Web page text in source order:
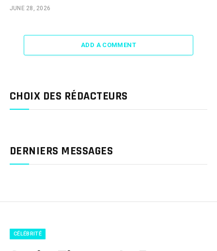
JUNE 28, 2026
ADD A COMMENT
CHOIX DES RÉDACTEURS
DERNIERS MESSAGES
CÉLÉBRITÉ